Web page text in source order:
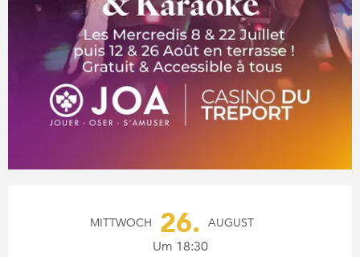
MITTWOCH 26. AUGUST
Um 18:30